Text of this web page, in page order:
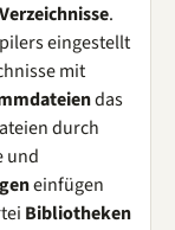
Verzeichnisse.
eingestellt
mit
das
durch
und
einfügen
Bibliotheken